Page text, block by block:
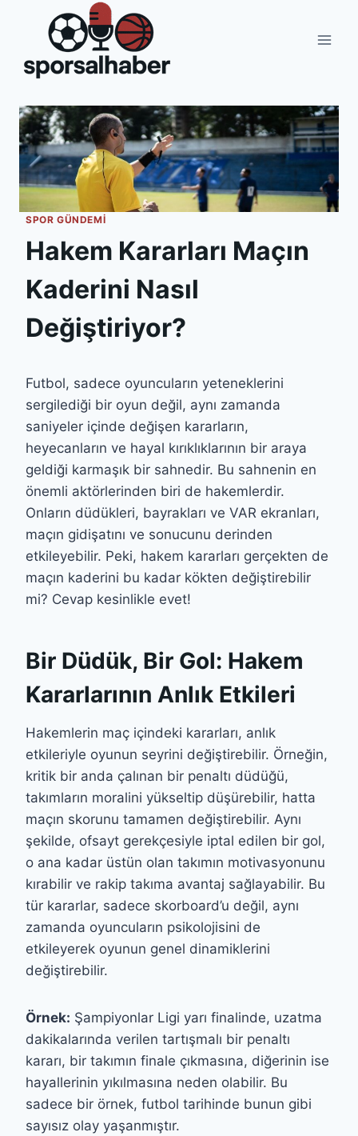
SPOR GÜNDEMI
Hakem Kararları Maçın
Kaderini Nasıl
Değiştiriyor?
Futbol, sadece oyuncuların yeteneklerini
sergilediği bir oyun değil, aynı zamanda
saniyeler içinde değişen kararların,
heyecanların ve hayal kırıklıklarının bir araya
geldiği karmaşık bir sahnedir. Bu sahnenin en
önemli aktörlerinden biri de hakemlerdir.
Onların düdükleri, bayrakları ve VAR ekranları,
maçın gidişatını ve sonucunu derinden
etkileyebilir. Peki, hakem kararları gerçekten de
maçın kaderini bu kadar kökten değiştirebilir
mi? Cevap kesinlikle evet!
Bir Düdük, Bir Gol: Hakem
Kararlarının Anlık Etkileri
Hakemlerin maç içindeki kararları, anlık
etkileriyle oyunun seyrini değiştirebilir. Örneğin,
kritik bir anda çalınan bir penaltı düdüğü,
takımların moralini yükseltip düşürebilir, hatta
maçın skorunu tamamen değiştirebilir. Aynı
şekilde, ofsayt gerekçesiyle iptal edilen bir gol,
o ana kadar üstün olan takımın motivasyonunu
kırabilir ve rakip takıma avantaj sağlayabilir. Bu
tür kararlar, sadece skorboard’u değil, aynı
zamanda oyuncuların psikolojisini de
etkileyerek oyunun genel dinamiklerini
değiştirebilir.
Örnek: Şampiyonlar Ligi yarı finalinde, uzatma
dakikalarında verilen tartışmalı bir penaltı
kararı, bir takımın finale çıkmasına, diğerinin ise
hayallerinin yıkılmasına neden olabilir. Bu
sadece bir örnek, futbol tarihinde bunun gibi
sayısız olay yaşanmıştır.